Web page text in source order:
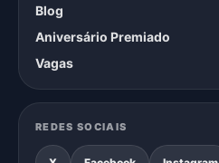
Blog
Aniversário Premiado
Vagas
REDES SOCIAIS